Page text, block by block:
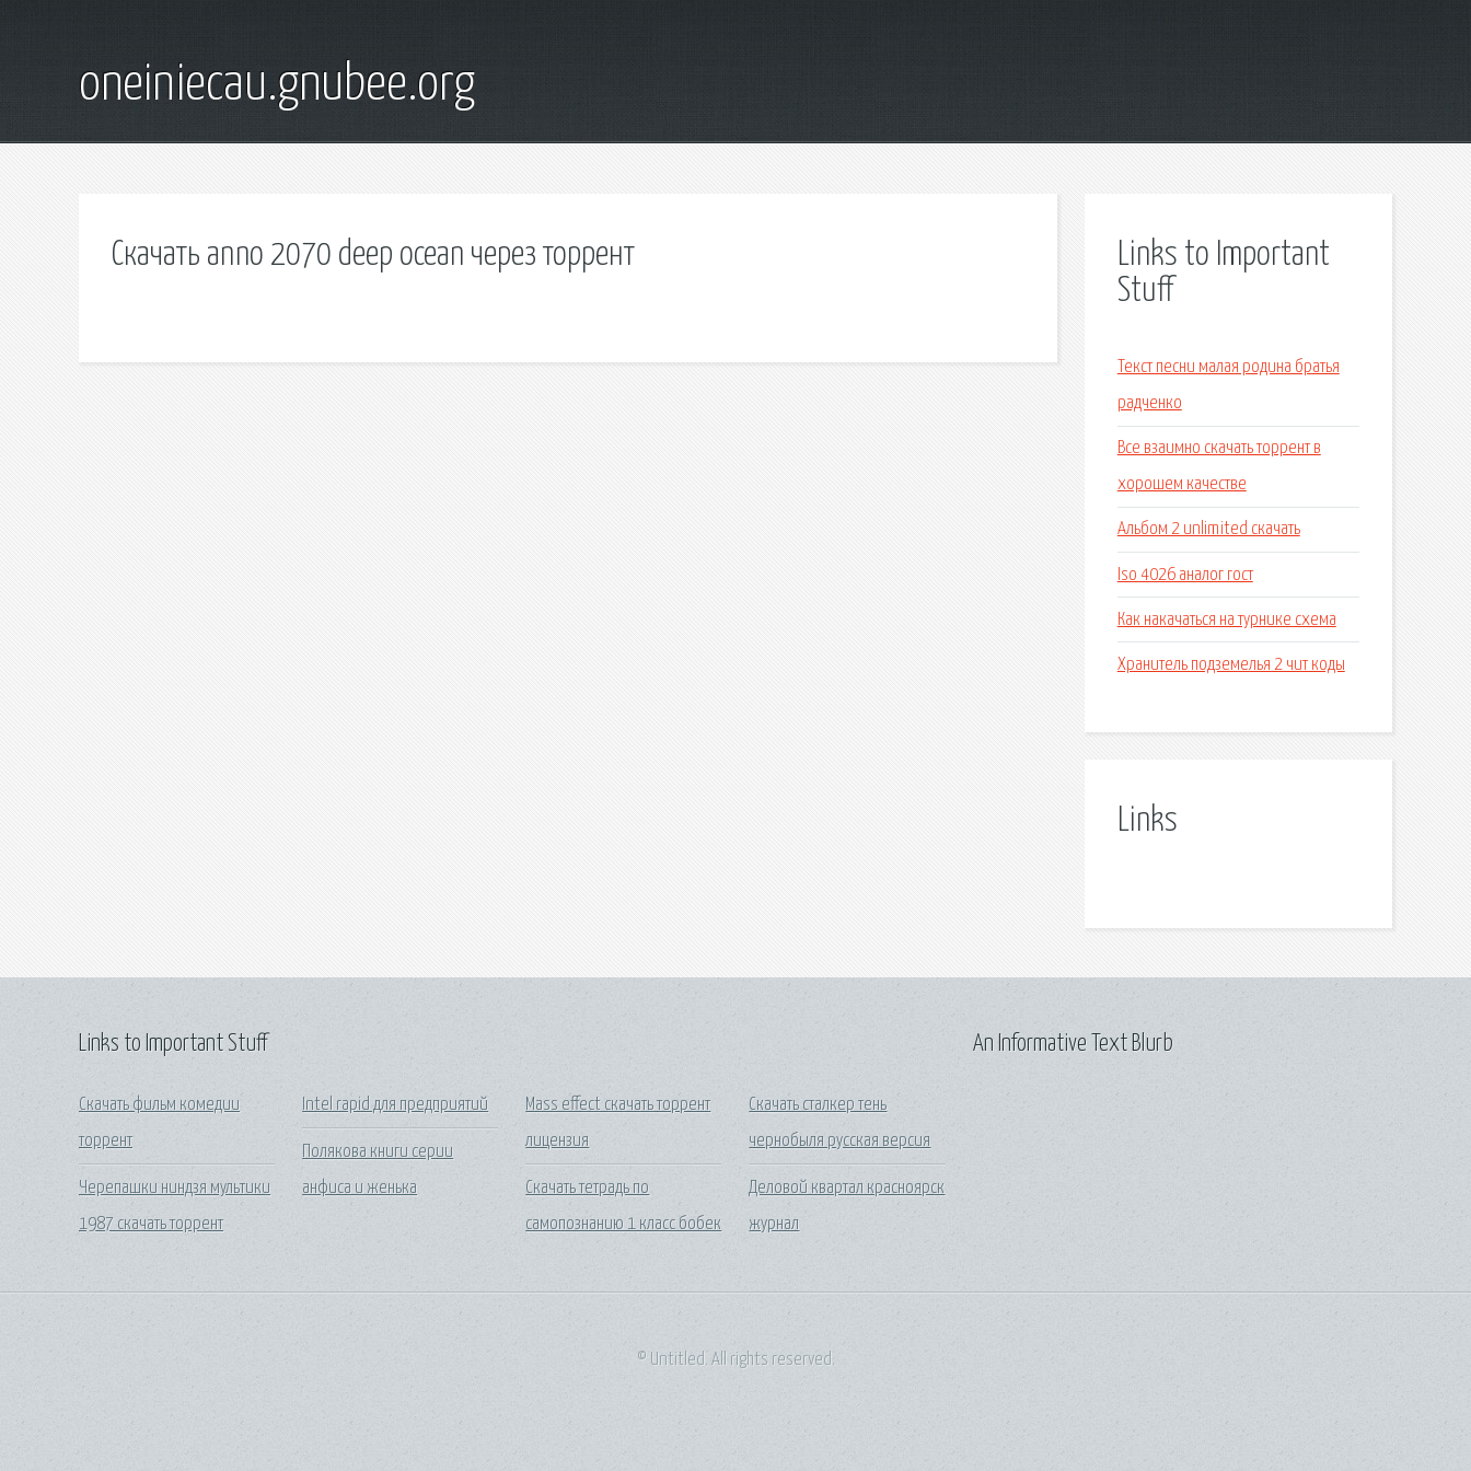
oneiniecau.gnubee.org
Скачать anno 2070 deep ocean через торрент
Links to Important
Stuff
Текст песни малая родина братья
радченко
Все взаимно скачать торрент в
хорошем качестве
Альбом 2 unlimited скачать
Iso 4026 аналог гост
Как накачаться на турнике схема
Хранитель подземелья 2 чит коды
Links
Links to Important Stuff
Скачать фильм комедии
торрент
Черепашки ниндзя мультики
1987 скачать торрент
Intel rapid для предприятий
Полякова книги серии
анфиса и женька
Mass effect скачать торрент
лицензия
Скачать тетрадь по
самопознанию 1 класс бобек
Скачать сталкер тень
чернобыля русская версия
Деловой квартал красноярск
журнал
An Informative Text Blurb
© Untitled. All rights reserved.